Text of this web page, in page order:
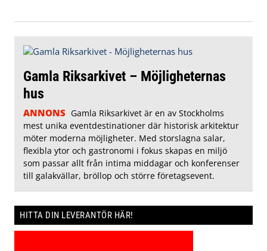
Gamla Riksarkivet – Möjligheternas
hus
ANNONS Gamla Riksarkivet är en av Stockholms
mest unika eventdestinationer där historisk arkitektur
möter moderna möjligheter. Med storslagna salar,
flexibla ytor och gastronomi i fokus skapas en miljö
som passar allt från intima middagar och konferenser
till galakvällar, bröllop och större företagsevent.
HITTA DIN LEVERANTÖR HÄR!